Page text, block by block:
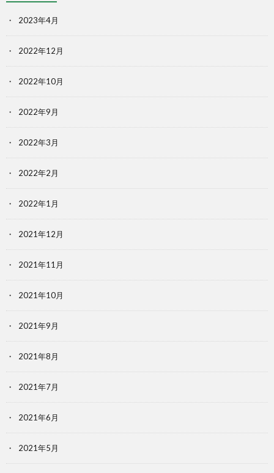
2023年4月
2022年12月
2022年10月
2022年9月
2022年3月
2022年2月
2022年1月
2021年12月
2021年11月
2021年10月
2021年9月
2021年8月
2021年7月
2021年6月
2021年5月